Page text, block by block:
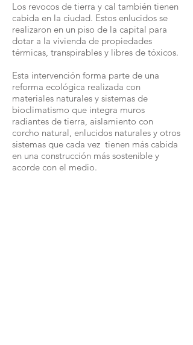
Los revocos de tierra y cal también tienen
cabida en la ciudad. Estos enlucidos se
realizaron en un piso de la capital para
dotar a la vivienda de propiedades
térmicas, transpirables y libres de tóxicos.
Esta intervención forma parte de una
reforma ecológica realizada con
materiales naturales y sistemas de
bioclimatismo que integra muros
radiantes de tierra, aislamiento con
corcho natural, enlucidos naturales y otros
sistemas que cada vez tienen más cabida
en una construcción más sostenible y
acorde con el medio.